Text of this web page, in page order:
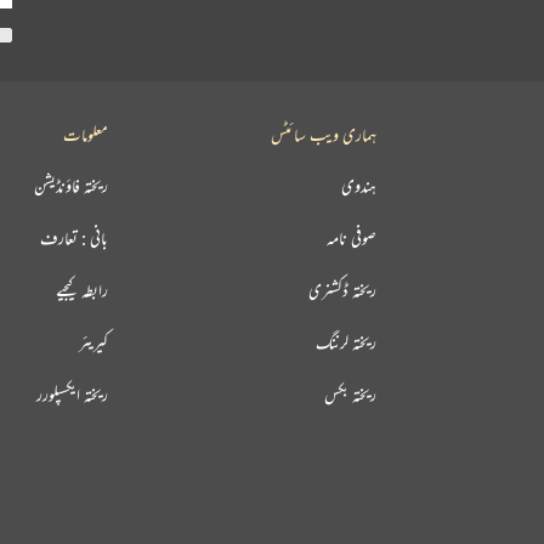
معلومات
ریختہ فاؤنڈیشن
بانی : تعارف
رابطہ کیجیے
کیریئر
ریختہ ایکسپلورر
ہماری ویب سائٹس
ہندوی
صوفی نامہ
ریختہ ڈکشنری
ریختہ لرننگ
ریختہ بکس